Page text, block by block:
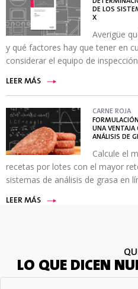
DE LOS
X
Averigüe
y qué factores hay que tener en
considerar el equipo de
LEER MÁS
CARNE ROJA
UNA
ANÁLISIS DE
Calcule el
recetas por lotes con el mayor
sistemas de análisis de grasa en
LEER MÁS
LO QUE DICEN